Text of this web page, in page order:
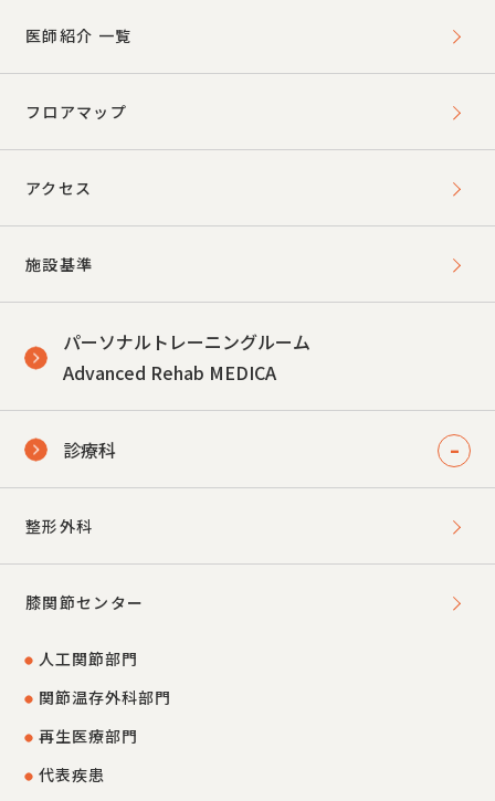
医師紹介 一覧
フロアマップ
アクセス
施設基準
パーソナルトレーニングルーム
Advanced Rehab MEDICA
診療科
整形外科
膝関節センター
人工関節部門
関節温存外科部門
再生医療部門
代表疾患